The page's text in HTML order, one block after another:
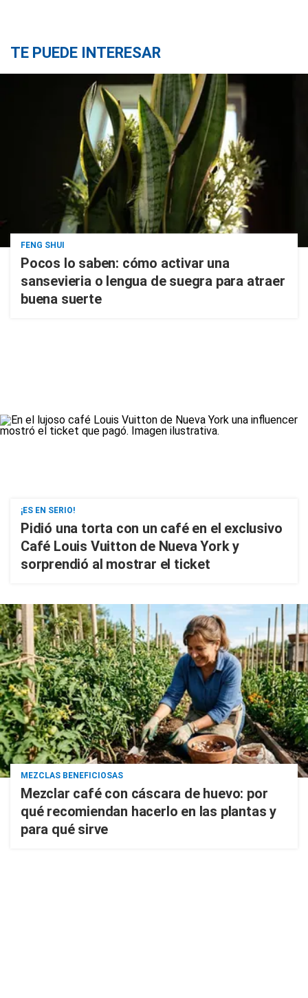
TE PUEDE INTERESAR
FENG SHUI
Pocos lo saben: cómo activar una
sansevieria o lengua de suegra para atraer
buena suerte
¡ES EN SERIO!
Pidió una torta con un café en el exclusivo
Café Louis Vuitton de Nueva York y
sorprendió al mostrar el ticket
MEZCLAS BENEFICIOSAS
Mezclar café con cáscara de huevo: por
qué recomiendan hacerlo en las plantas y
para qué sirve